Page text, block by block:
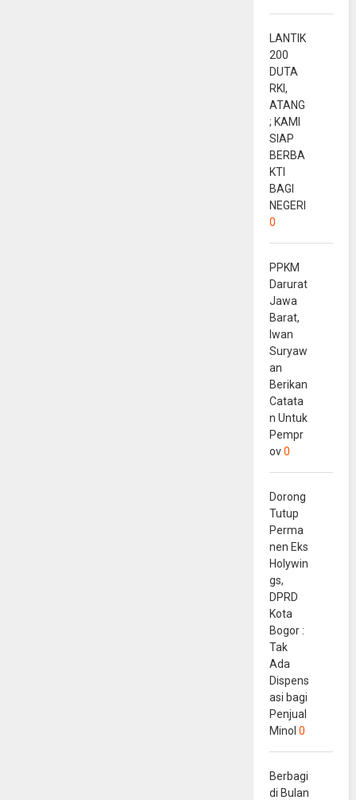
LANTIK
200
DUTA
RKI,
ATANG
; KAMI
SIAP
BERBA
KTI
BAGI
NEGERI
0
PPKM
Darurat
Jawa
Barat,
Iwan
Suryaw
an
Berikan
Catata
n Untuk
Pempr
ov 0
Dorong
Tutup
Perma
nen Eks
Holywin
gs,
DPRD
Kota
Bogor :
Tak
Ada
Dispens
asi bagi
Penjual
Minol 0
Berbagi
di Bulan